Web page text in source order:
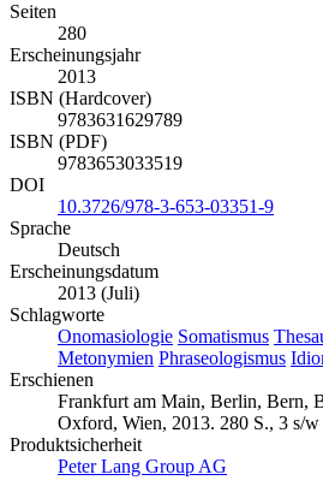
Seiten
280
Erscheinungsjahr
2013
ISBN (Hardcover)
9783631629789
ISBN (PDF)
9783653033519
DOI
10.3726/978-3-653-03351-9
Sprache
Deutsch
Erscheinungsdatum
2013 (Juli)
Schlagworte
Onomasiologie Somatismus
Metonymien Phraseologismus
Erschienen
Frankfurt am Main, Berlin, Bern,
Oxford, Wien, 2013. 280 S., 3 s/
Produktsicherheit
Peter Lang Group AG